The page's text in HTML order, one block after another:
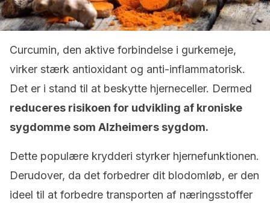
Curcumin, den aktive forbindelse i gurkemeje,
virker stærk antioxidant og anti-inflammatorisk.
Det er i stand til at beskytte hjerneceller. Dermed
reduceres risikoen for udvikling af kroniske
sygdomme som Alzheimers sygdom.
Dette populære krydderi styrker hjernefunktionen.
Derudover, da det forbedrer dit blodomløb, er den
ideel til at forbedre transporten af ​​næringsstoffer